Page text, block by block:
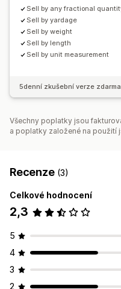
Sell by any fractional
Sell by yardage
Sell by weight
Sell by length
Sell by unit measurement
5denní zkušební verze zdarma
Všechny poplatky jsou
a poplatky založené na použití
Recenze (3)
Celkové hodnocení
2,3
5
4
3
2